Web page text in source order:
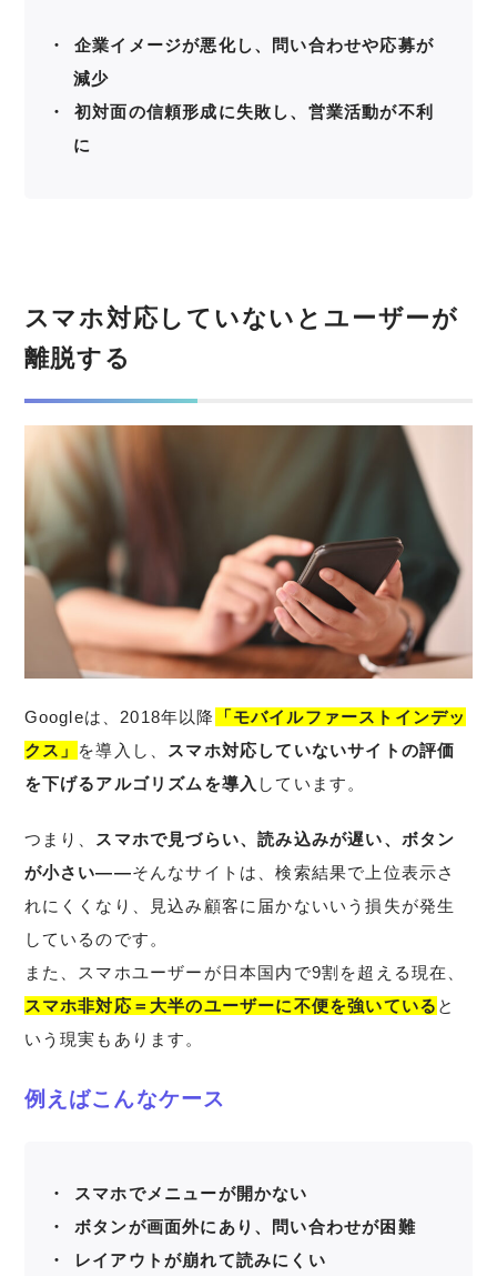
企業イメージが悪化し、問い合わせや応募が
減少
初対面の信頼形成に失敗し、営業活動が不利
に
スマホ対応していないとユーザーが
離脱する
Googleは、2018年以降
「モバイルファーストインデッ
クス」
を導入し、
スマホ対応していないサイトの評価
を下げるアルゴリズムを導入 しています。
つまり、 スマホで見づらい、読み込みが遅い、ボタン
が小さい――そんなサイトは、検索結果で上位表示さ
れにくくなり、見込み顧客に届かないいう損失が発生
しているのです。
また、スマホユーザーが日本国内で9割を超える現在、
スマホ非対応＝大半のユーザーに不便を強いている と
いう現実もあります。
例えばこんなケース
スマホでメニューが開かない
ボタンが画面外にあり、問い合わせが困難
レイアウトが崩れて読みにくい